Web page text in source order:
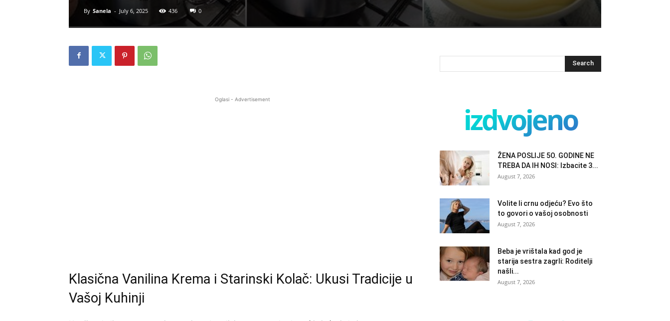
By Sanela - July 6, 2025 436 0
Oglasi - Advertisement
Klasična Vanilina Krema i Starinski Kolač: Ukusi Tradicije u
Vašoj Kuhinji
izdvojeno
ŽENA POSLIJE 5O. GODINE NE
TREBA DA IH NOSI: Izbacite 3...
August 7, 2026
Volite li crnu odjeću? Evo što
to govori o vašoj osobnosti
August 7, 2026
Beba je vrištala kad god je
starija sestra zagrli: Roditelji
našli...
August 7, 2026